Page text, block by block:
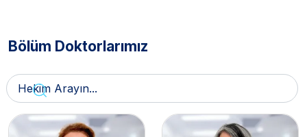
Bölüm Doktorlarımız